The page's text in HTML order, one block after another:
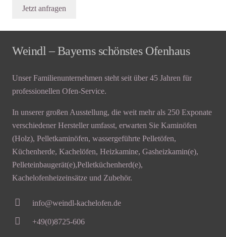
Jetzt anfragen
Weindl – Bayerns schönstes Ofenhaus
Unser Familienunternehmen steht seit über 45 Jahren für
professionellen Ofen-Service.
In unserer großen Ausstellung, die weit mehr als 250 Exponate
verschiedener Hersteller umfasst, erwarten Sie Kaminöfen
(Holz), Pelletkaminöfen, wassergeführte Pelletöfen,
Küchenherde, Kachelöfen, Heizkamine, Gasheizkamin(e),
Pelleteinbaugerät(e),Pelletküchenherd(e),
Kachelofenheizeinsätze und Zubehör.
info@weindl-kachelofen.de
+49(0)8725-606